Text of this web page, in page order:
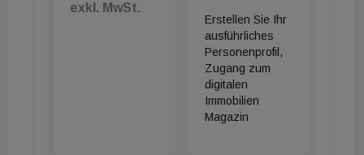
exkl. MwSt.
Erstellen Sie Ihr
ausführliches
Personenprofil,
Zugang zum
digitalen
Immobilien
Magazin